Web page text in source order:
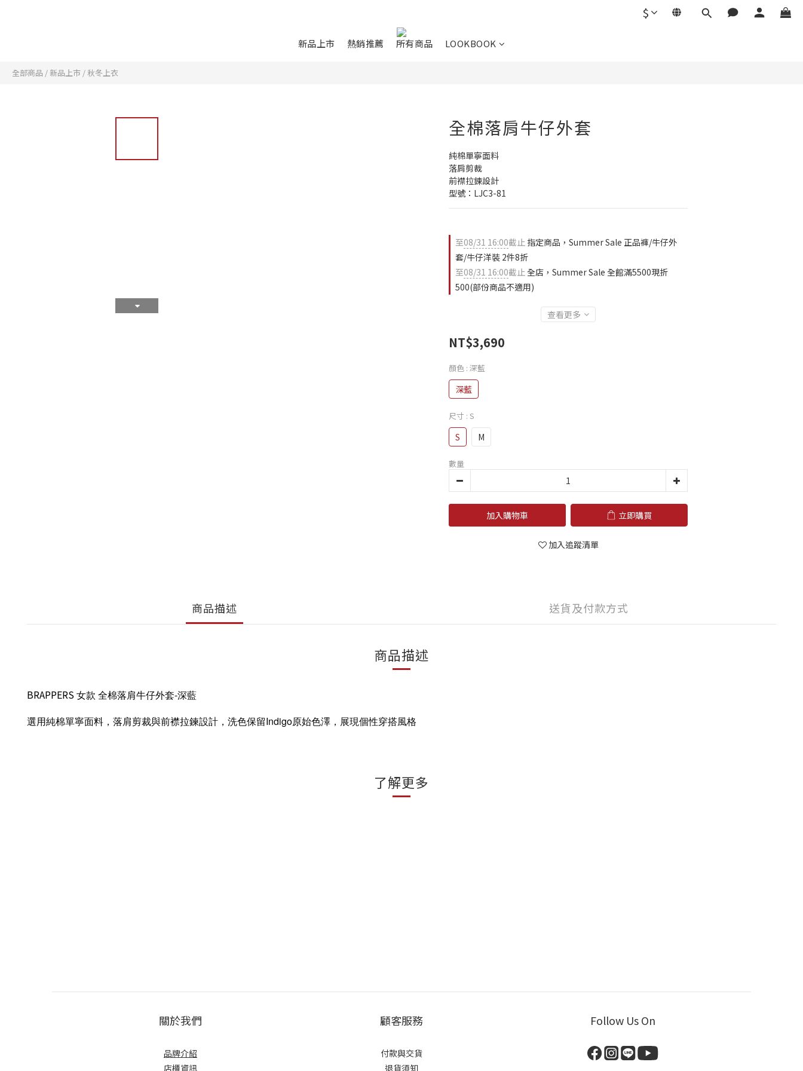
$
新品上市 熱銷推薦 所有商品 LOOKBOOK
全部商品 /新品上市 /秋冬上衣
全棉落肩牛仔外套
純棉單寧面料
落肩剪裁
前襟拉鍊設計
型號：LJC3-81
至08/31 16:00截止 指定商品，Summer Sale 正品褲/牛仔外
套/牛仔洋裝 2件8折
至08/31 16:00截止全店，Summer Sale 全館滿5500現折
500(部份商品不適用)
查看更多
NT$3,690
顏色 : 深藍
深藍
尺寸 : S
S M
數量
加入購物車 立即購買
加入追蹤清單
商品描述 送貨及付款方式
商品描述
BRAPPERS女款 全棉落肩牛仔外套-深藍
選用純棉單寧面料，落肩剪裁與前襟拉鍊設計，洗色保留Indigo原始色澤，展現個性穿搭風格
了解更多
立即購買
關於我們
品牌介紹
店櫃資訊
顧客服務
付款與交貨
退貨須知
Follow Us On